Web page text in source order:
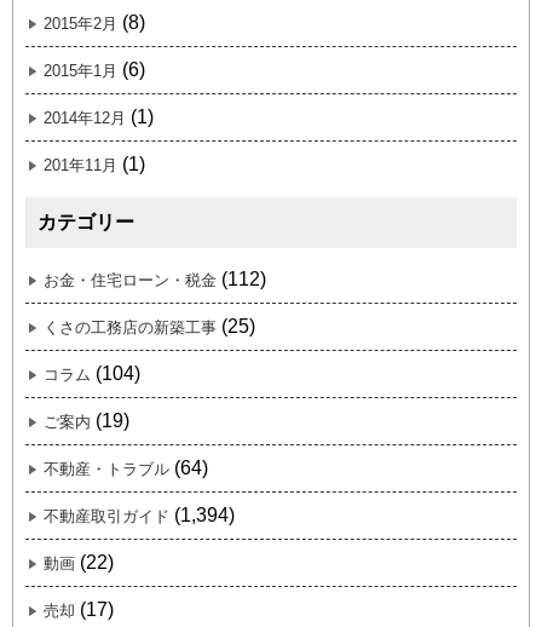
2015年2月 (8)
2015年1月 (6)
2014年12月 (1)
201年11月 (1)
カテゴリー
お金・住宅ローン・税金 (112)
くさの工務店の新築工事 (25)
コラム (104)
ご案内 (19)
不動産・トラブル (64)
不動産取引ガイド (1,394)
動画 (22)
売却 (17)